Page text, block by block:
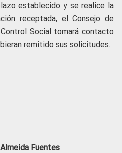
establecido y se realice la
receptada, el Consejo de
Social tomará contacto
remitido sus solicitudes.
Fuentes